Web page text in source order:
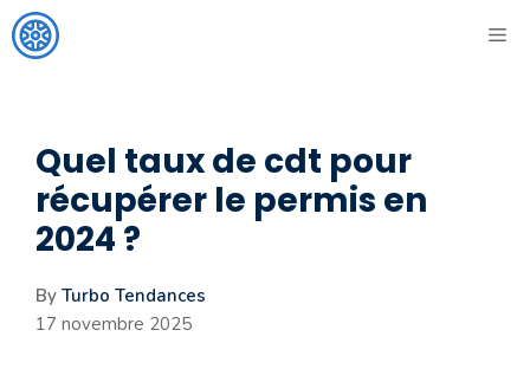
Aller
au
Quel taux de cdt pour
récupérer le permis en
2024 ?
By Turbo Tendances
17 novembre 2025